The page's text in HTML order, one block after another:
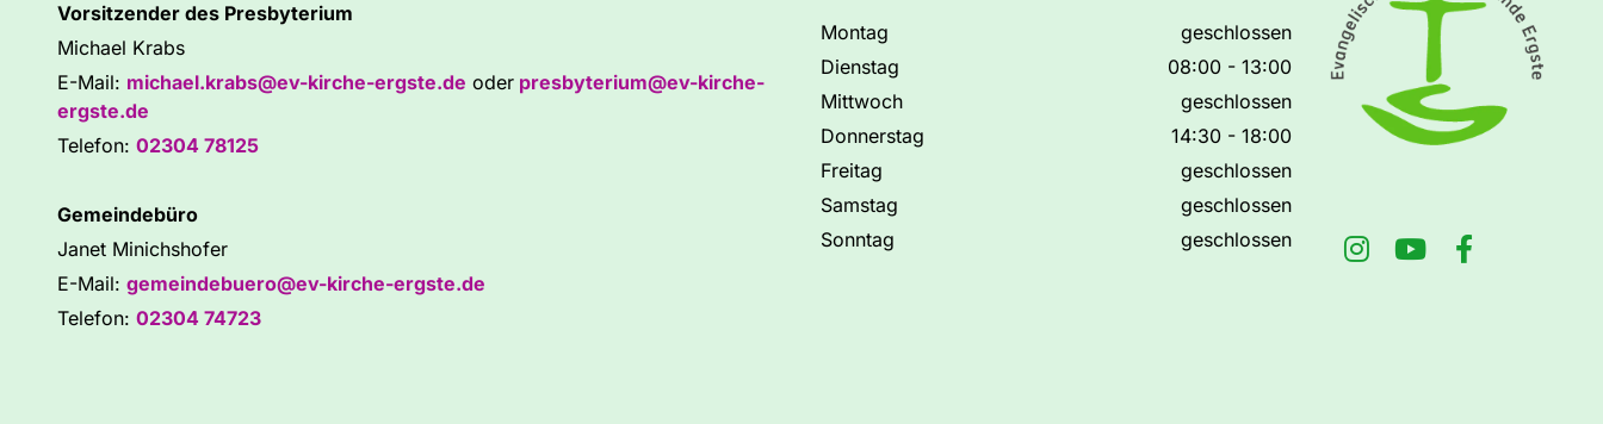
Vorsitzender des Presbyterium
Michael Krabs
E-Mail: michael.krabs@ev-kirche-ergste.de oder presbyterium@ev-kirche-
ergste.de
Telefon: 02304 78125
Gemeindebüro
Janet Minichshofer
E-Mail: gemeindebuero@ev-kirche-ergste.de
Telefon: 02304 74723
Montag
geschlossen
Dienstag
08:00 - 13:00
Mittwoch
geschlossen
Donnerstag
14:30 - 18:00
Freitag
geschlossen
Samstag
geschlossen
Sonntag
geschlossen